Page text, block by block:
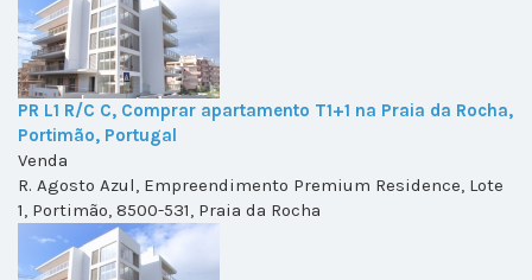
PR L1 R/C C, Comprar apartamento T1+1 na Praia da Rocha,
Portimão, Portugal
Venda
R. Agosto Azul, Empreendimento Premium Residence, Lote
1, Portimão, 8500-531, Praia da Rocha